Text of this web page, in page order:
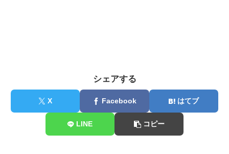
シェアする
X Facebook はてブ
LINE コピー